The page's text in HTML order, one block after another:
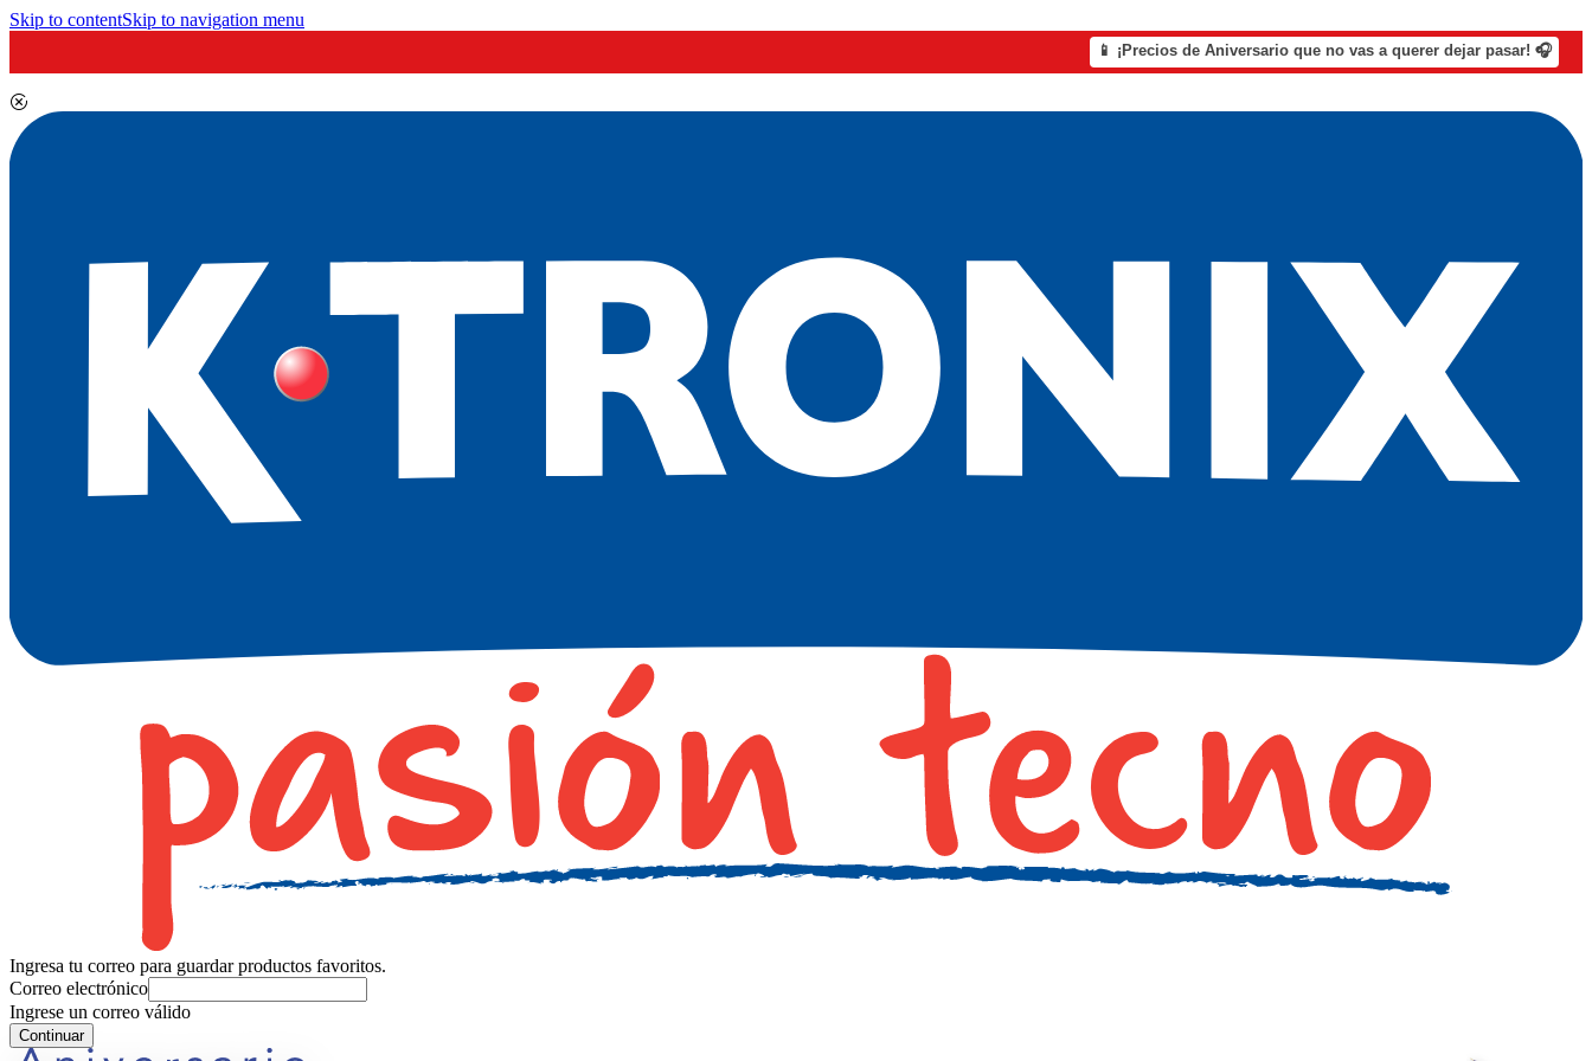
Skip to contentSkip to navigation menu
📱 ¡Precios de Aniversario que no vas a querer dejar pasar! 🎧
Ingresa tu correo para guardar productos favoritos.
Correo electrónico
Ingrese un correo válido
Continuar